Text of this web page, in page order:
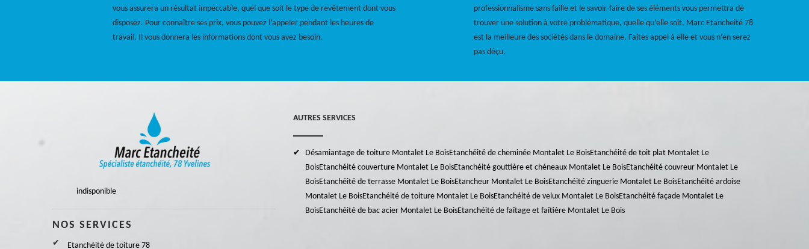
vous assurera un résultat impeccable, quel que soit le type de revêtement dont vous
disposez. Pour connaître ses prix, vous pouvez l’appeler pendant les heures de
travail. Il vous donnera les informations dont vous avez besoin.
professionnalisme sans faille et le savoir-faire de ses éléments vous permettra de
trouver une solution à votre problématique, quelle qu’elle soit. Marc Etancheité 78
est la meilleure des sociétés dans le domaine. Faites appel à elle et vous n’en serez
pas déçu.
indisponible
NOS SERVICES
Etanchéité de toiture 78
AUTRES SERVICES
Désamiantage de toiture Montalet Le BoisEtanchéité de cheminée Montalet Le BoisEtanchéité de toit plat Montalet Le
BoisEtanchéité couverture Montalet Le BoisEtanchéité gouttière et chéneaux Montalet Le BoisEtanchéité couvreur Montalet Le
BoisEtanchéité de terrasse Montalet Le BoisEtancheur Montalet Le BoisEtanchéité zinguerie Montalet Le BoisEtanchéité ardoise
Montalet Le BoisEtanchéité de toiture Montalet Le BoisEtanchéité de velux Montalet Le BoisEtanchéité façade Montalet Le
BoisEtanchéité de bac acier Montalet Le BoisEtanchéité de faîtage et faîtière Montalet Le Bois